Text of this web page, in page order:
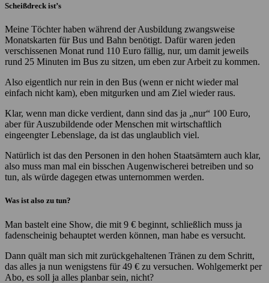
Scheißdreck ist’s
Meine Töchter haben während der Ausbildung zwangsweise
Monatskarten für Bus und Bahn benötigt. Dafür waren jeden
verschissenen Monat rund 110 Euro fällig, nur, um damit jeweils
rund 25 Minuten im Bus zu sitzen, um eben zur Arbeit zu kommen.
Also eigentlich nur rein in den Bus (wenn er nicht wieder mal
einfach nicht kam), eben mitgurken und am Ziel wieder raus.
Klar, wenn man dicke verdient, dann sind das ja „nur“ 100 Euro,
aber für Auszubildende oder Menschen mit wirtschaftlich
eingeengter Lebenslage, da ist das unglaublich viel.
Natürlich ist das den Personen in den hohen Staatsämtern auch klar,
also muss man mal ein bisschen Augenwischerei betreiben und so
tun, als würde dagegen etwas unternommen werden.
Was ist also zu tun?
Man bastelt eine Show, die mit 9 € beginnt, schließlich muss ja
fadenscheinig behauptet werden können, man habe es versucht.
Dann quält man sich mit zurückgehaltenen Tränen zu dem Schritt,
das alles ja nun wenigstens für 49 € zu versuchen. Wohlgemerkt per
Abo, es soll ja alles planbar sein, nicht?